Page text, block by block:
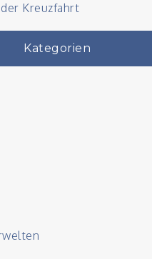
Kreuzfahrt
Kategorien